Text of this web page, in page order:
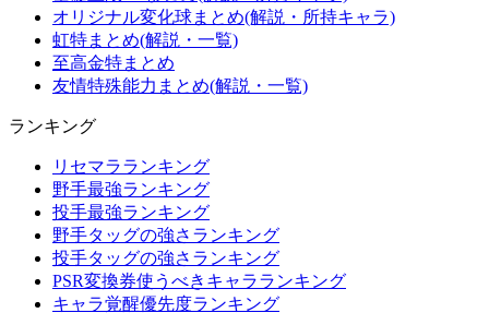
オリジナル変化球まとめ(解説・所持キャラ)
虹特まとめ(解説・一覧)
至高金特まとめ
友情特殊能力まとめ(解説・一覧)
ランキング
リセマラランキング
野手最強ランキング
投手最強ランキング
野手タッグの強さランキング
投手タッグの強さランキング
PSR変換券使うべきキャラランキング
キャラ覚醒優先度ランキング